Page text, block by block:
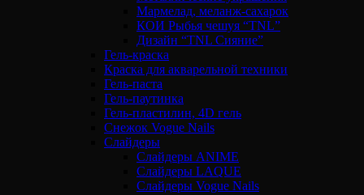
Мармелад, меланж-сахарок
КОИ Рыбья чешуя “TNL”
Дизайн “TNL Сияние”
Гель-краска
Краска для акварельной техники
Гель-паста
Гель-паутинка
Гель-пластилин, 4D гель
Снежок Vogue Nails
Слайдеры
Слайдеры ANIME
Слайдеры LAQUE
Слайдеры Vogue Nails